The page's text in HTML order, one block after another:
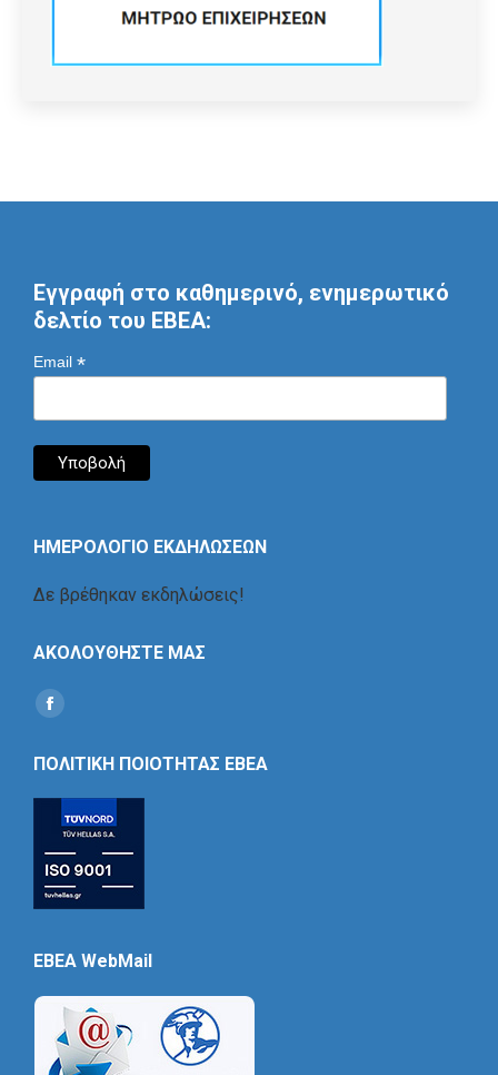
Εγγραφή στο καθημερινό, ενημερωτικό
δελτίο του ΕΒΕΑ:
Email *
ΗΜΕΡΟΛΟΓΙΟ ΕΚΔΗΛΩΣΕΩΝ
Δε βρέθηκαν εκδηλώσεις!
ΑΚΟΛΟΥΘΗΣΤΕ ΜΑΣ
Find us on:
Social
ΠΟΛΙΤΙΚΗ ΠΟΙΟΤΗΤΑΣ ΕΒΕΑ
EBEA WebMail